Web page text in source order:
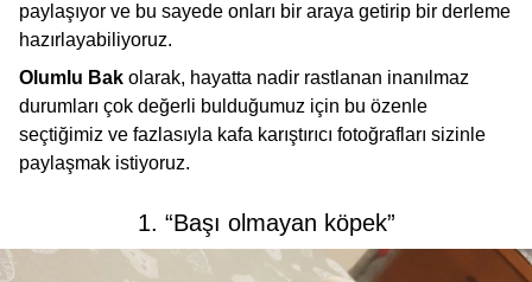
paylaşıyor ve bu sayede onları bir araya getirip bir derleme
hazırlayabiliyoruz.
Olumlu Bak olarak, hayatta nadir rastlanan inanılmaz
durumları çok değerli bulduğumuz için bu özenle
seçtiğimiz ve fazlasıyla kafa karıştırıcı fotoğrafları sizinle
paylaşmak istiyoruz.
1. “Başı olmayan köpek”